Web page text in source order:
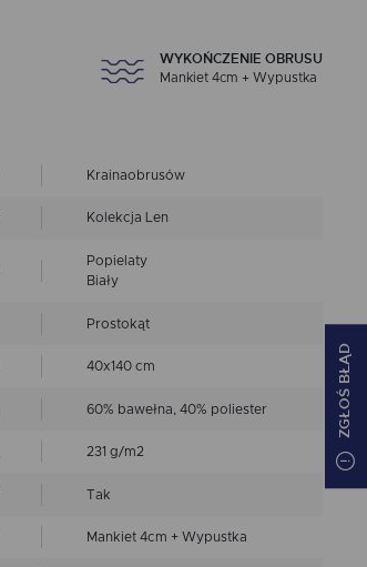
WYKOŃCZENIE OBRUSU
Mankiet 4cm + Wypustka
Krainaobrusów
Kolekcja Len
Popielaty
Biały
Prostokąt
40x140 cm
60% bawełna, 40% poliester
231 g/m2
Tak
Mankiet 4cm + Wypustka
ZGŁOŚ BŁĄD